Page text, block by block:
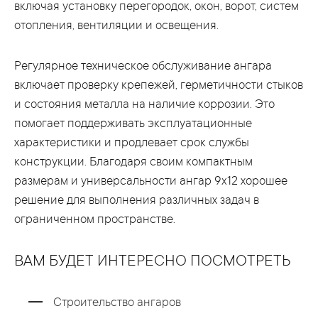
включая установку перегородок, окон, ворот, систем
отопления, вентиляции и освещения.
Регулярное техническое обслуживание ангара
включает проверку крепежей, герметичности стыков
и состояния металла на наличие коррозии. Это
помогает поддерживать эксплуатационные
характеристики и продлевает срок службы
конструкции. Благодаря своим компактным
размерам и универсальности ангар 9x12 хорошее
решение для выполнения различных задач в
ограниченном пространстве.
ВАМ БУДЕТ ИНТЕРЕСНО ПОСМОТРЕТЬ
Строительство ангаров